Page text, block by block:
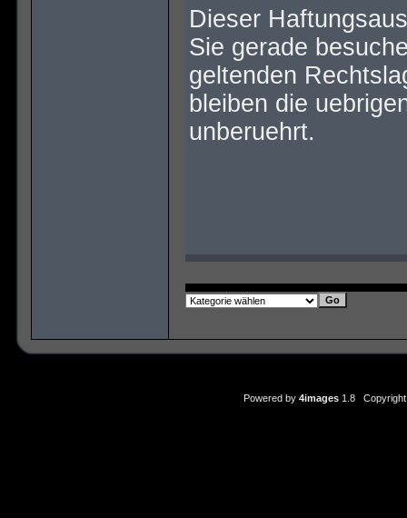
Dieser
Sie gerade
geltenden
bleiben die
unberuehrt.
Powered by 4images1.8 Copyright